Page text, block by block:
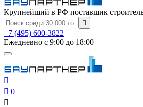
Крупнейший в РФ поставщик

+7 (495) 600-3822
Ежедневно с 9:00 до 18:00

 0
